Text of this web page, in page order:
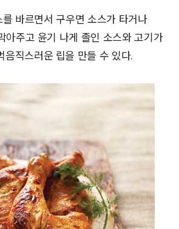
바르면서 구우면 소스가 타거나
아주고 윤기 나게 졸인 소스와 고기가
음직스러운 립을 만들 수 있다.